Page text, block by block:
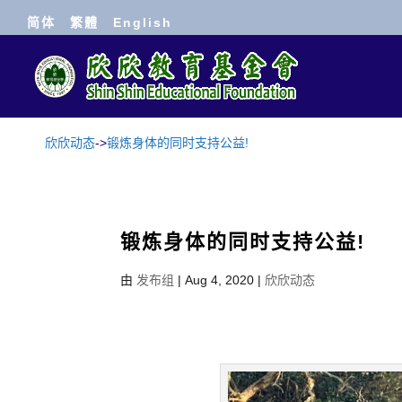
简体 繁體 English
欣欣动态->锻炼身体的同时支持公益!
锻炼身体的同时支持公益!
由 发布组 |Aug 4, 2020 | 欣欣动态